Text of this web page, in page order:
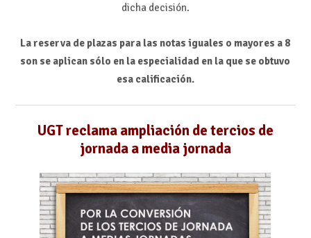
dicha decisión.
La reserva de plazas para las notas iguales o mayores a 8
son se aplican sólo en la especialidad en la que se obtuvo
esa calificación.
UGT reclama ampliación de tercios de
jornada a media jornada